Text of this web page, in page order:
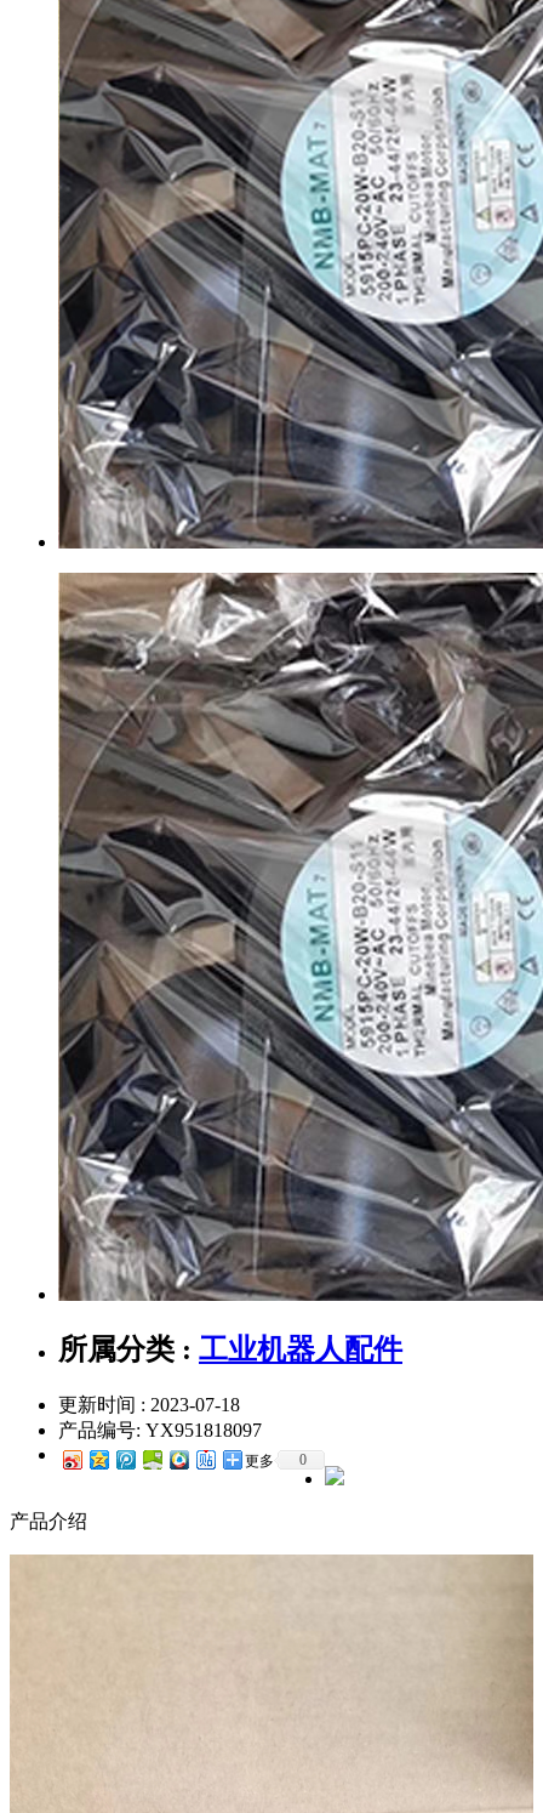
所属分类 : 工业机器人配件
更新时间 : 2023-07-18
产品编号: YX951818097
更多 0
产品介绍